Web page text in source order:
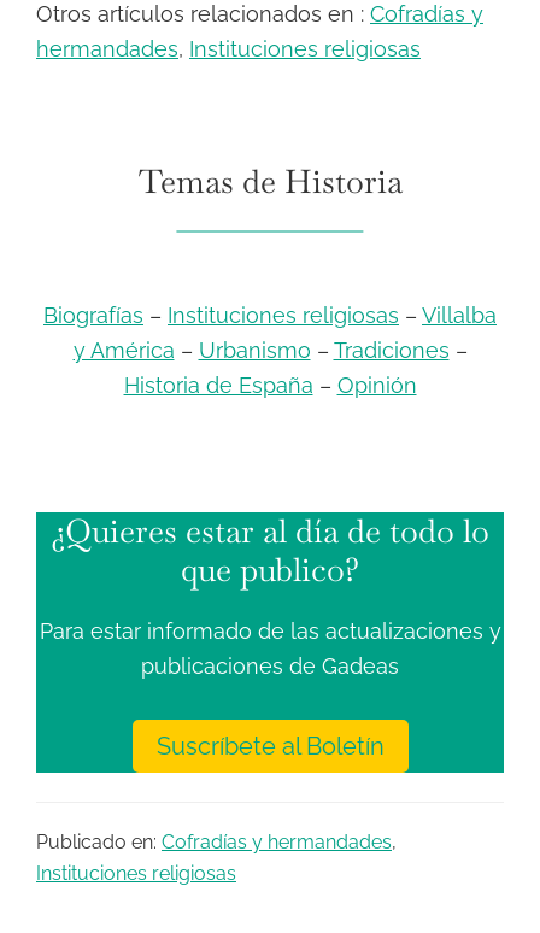
Otros artículos relacionados en : Cofradías y
hermandades, Instituciones religiosas
Temas de Historia
Biografías – Instituciones religiosas – Villalba
y América – Urbanismo – Tradiciones –
Historia de España – Opinión
¿Quieres estar al día de todo lo
que publico?
Para estar informado de las actualizaciones y
publicaciones de Gadeas
Suscríbete al Boletín
Publicado en: Cofradías y hermandades,
Instituciones religiosas